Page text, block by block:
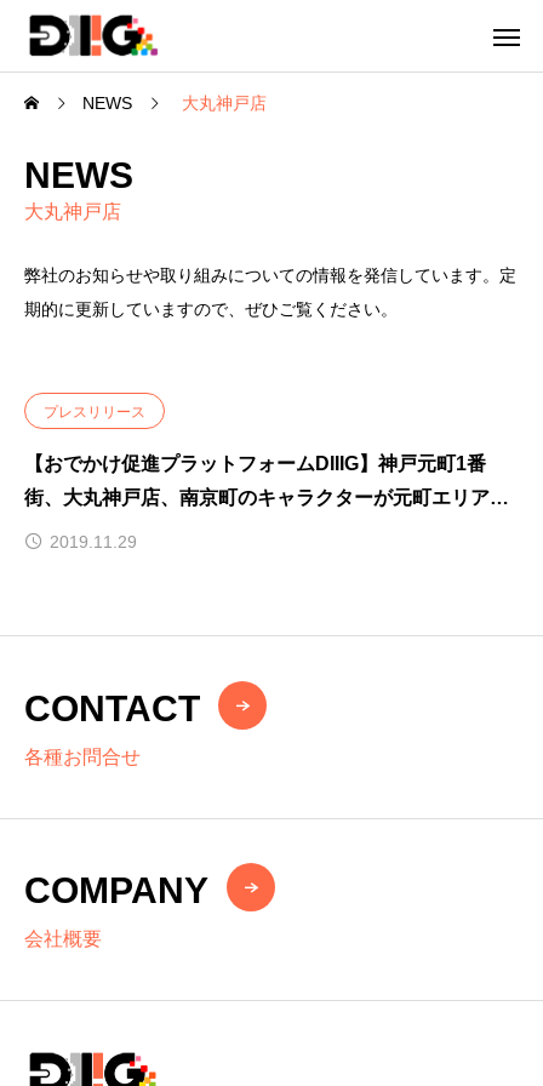
NEWS 大丸神戸店
NEWS
大丸神戸店
弊社のお知らせや取り組みについての情報を発信しています。定
期的に更新していますので、ぜひご覧ください。
プレスリリース
【おでかけ促進プラットフォームDIIIG】神戸元町1番
街、大丸神戸店、南京町のキャラクターが元町エリアで
かくれんぼ！「神戸元町かくれんぼ大作戦」開催
2019.11.29
CONTACT
各種お問合せ
COMPANY
会社概要